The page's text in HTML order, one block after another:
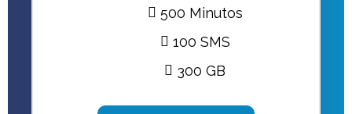
500 Minutos
100 SMS
300 GB